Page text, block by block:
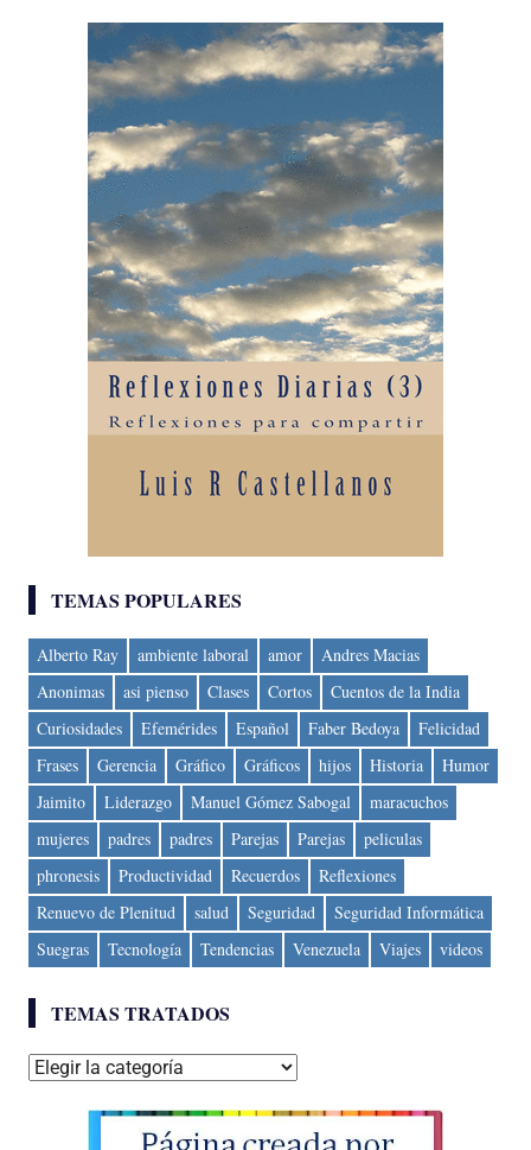
TEMAS POPULARES
Alberto Ray ambiente laboral amor
Andres Macias
Anonimas
asi pienso Clases Cortos
Cuentos de la India
Curiosidades
Efemérides Español Faber Bedoya
Felicidad
Frases
Gerencia Gráfico Gráficos hijos Historia
Humor
Jaimito
Liderazgo Manuel Gómez Sabogal
maracuchos
mujeres
padres padres Parejas Parejas
peliculas
phronesis
Productividad Recuerdos
Reflexiones
Renuevo de Plenitud
salud Seguridad
Seguridad Informática
Suegras
Tecnología Tendencias Venezuela Viajes videos
TEMAS TRATADOS
Temas